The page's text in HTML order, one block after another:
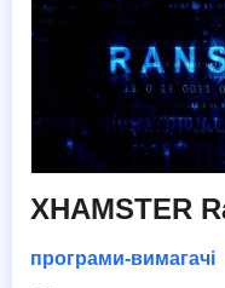
XHAMSTER
програми-вимагачі